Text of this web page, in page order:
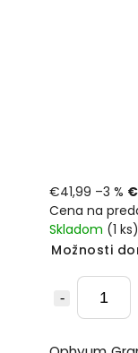
€41,99 –3 %
Cena na
Skladom (1 ks)
Možnosti